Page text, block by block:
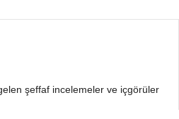
şeffaf incelemeler ve içgörüler